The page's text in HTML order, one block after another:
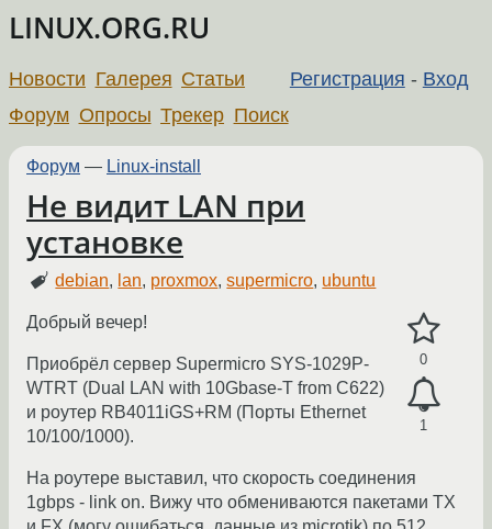
LINUX.ORG.RU
Регистрация - Вход
Новости Галерея Статьи
Форум Опросы Трекер Поиск
Форум — Linux-install
Не видит LAN при
установке
debian, lan, proxmox,supermicro, ubuntu
0
1
Добрый вечер!
Приобрёл сервер Supermicro SYS-1029P-
WTRT (Dual LAN with 10Gbase-T from C622)
и роутер RB4011iGS+RM (Порты Ethernet
10/100/1000).
На роутере выставил, что скорость соединения
1gbps - link on. Вижу что обмениваются пакетами TX